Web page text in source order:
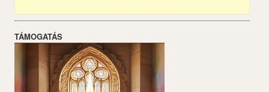
TÁMOGATÁS